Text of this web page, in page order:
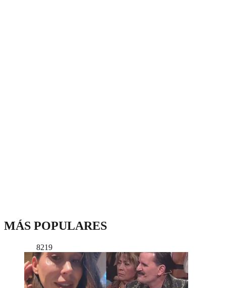
MÁS POPULARES
8219